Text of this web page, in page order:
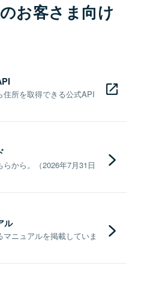
お客さま向け
所を取得できる公式API
から。（2026年7月31日
ル
ニュアルを掲載していま